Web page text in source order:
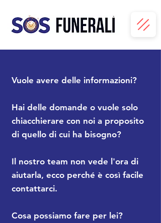
Vuole avere delle informazioni?
Hai delle domande o vuole solo
chiacchierare con noi a proposito
di quello di cui ha bisogno?
Il nostro team non vede l'ora di
aiutarla, ecco perché è così facile
contattarci.
Cosa possiamo fare per lei?